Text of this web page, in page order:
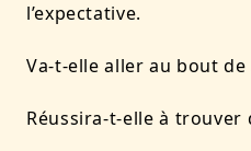
l’expectative.
Va-t-elle aller au bout
Réussira-t-elle à trouver